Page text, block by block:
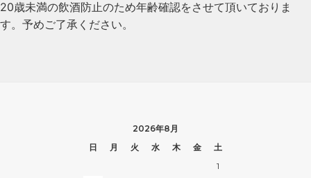
20歳未満の飲酒防止のため年齢確認をさせて頂いておりま
す。予めご了承ください。
2026年8月
日
月 火 水 木 金
土
1